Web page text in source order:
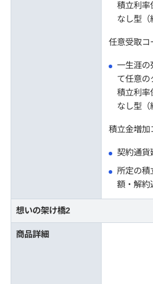
積立利率
なし型（
任意受取コ
一生涯の
て任意の
積立利率
なし型（
積立金増加
契約通貨
所定の積
額・解約
想いの架け橋2
商品詳細